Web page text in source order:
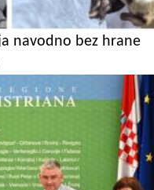
navodno bez hrane